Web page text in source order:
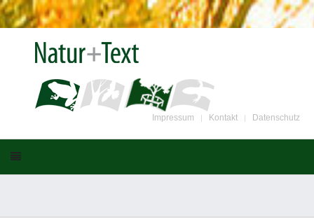
Impressum Kontakt Datenschutz